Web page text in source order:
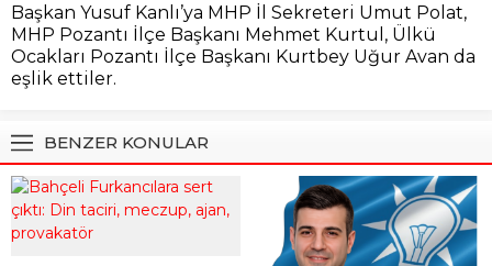
Başkan Yusuf Kanlı’ya MHP İl Sekreteri Umut Polat,
MHP Pozantı İlçe Başkanı Mehmet Kurtul, Ülkü
Ocakları Pozantı İlçe Başkanı Kurtbey Uğur Avan da
eşlik ettiler.
BENZER KONULAR